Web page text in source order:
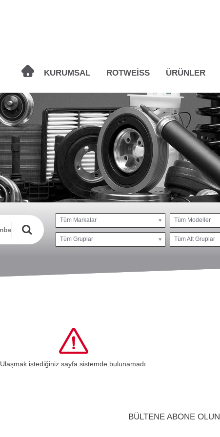
KURUMSAL ROTWEİSS ÜRÜNLER
Tüm Markalar Tüm Modeller
Tüm Gruplar Tüm Alt Gruplar
Ulaşmak istediğiniz sayfa sistemde bulunamadı.
BÜLTENE ABONE OLUN